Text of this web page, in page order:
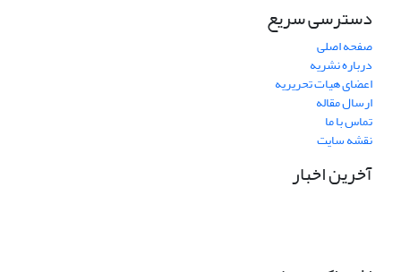
دسترسی سریع
صفحه اصلی
درباره نشریه
اعضای هیات تحریریه
ارسال مقاله
تماس با ما
نقشه سایت
آخرین اخبار